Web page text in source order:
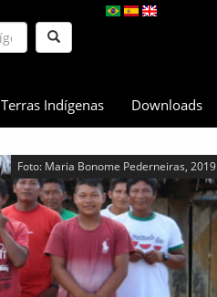
Terras Indígenas Downloads
Foto: Maria Bonome Pederneiras, 2019